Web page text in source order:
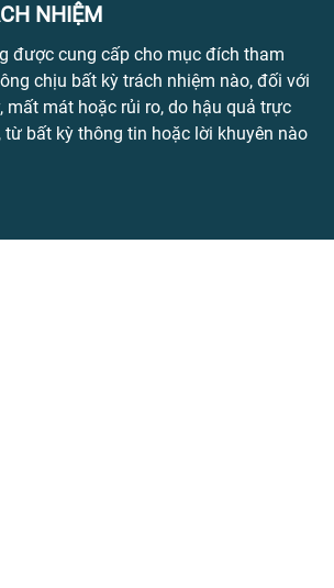
NHIỆM
được cung cấp cho mục đích tham
chịu bất kỳ trách nhiệm nào, đối với
mất mát hoặc rủi ro, do hậu quả trực
từ bất kỳ thông tin hoặc lời khuyên nào